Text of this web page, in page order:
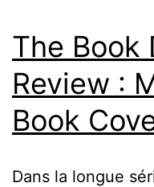
The Book
Review :
Book
Dans la longue